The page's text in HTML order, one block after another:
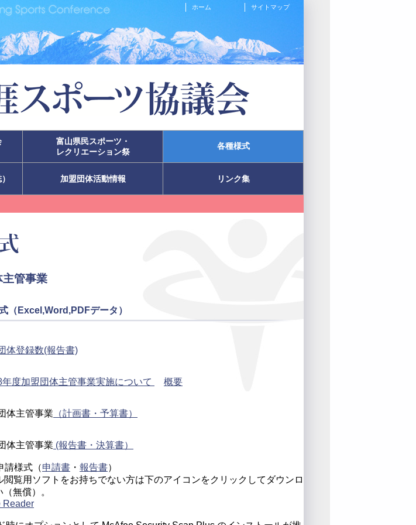
ホーム サイトマップ
富山県民スポーツ・
レクリエーション祭
各種様式
加盟団体活動情報 リンク集
主管事業
（Excel,Word,PDFデータ）
体登録数(報告書)
年度加盟団体主管事業実施について 概要
体主管事業 （計画書・予算書）
体主管事業 (報告書・決算書）
請様式（申請書 ・ 報告書）
閲覧用ソフトをお持ちでない方は下のアイコンをクリックしてダウンロ
無償）。